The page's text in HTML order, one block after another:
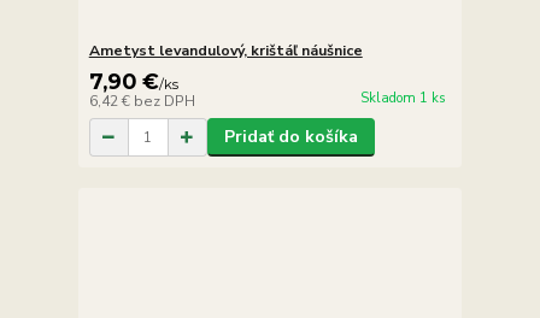
Ametyst levandulový, krištáľ náušnice
7,90 €/ks
6,42 € bez DPH Skladom 1 ks
Pridať do košíka